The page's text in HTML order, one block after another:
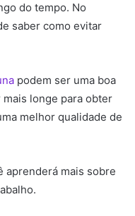
do tempo. No
saber como evitar
podem ser uma boa
mais longe para obter
melhor qualidade de
aprenderá mais sobre